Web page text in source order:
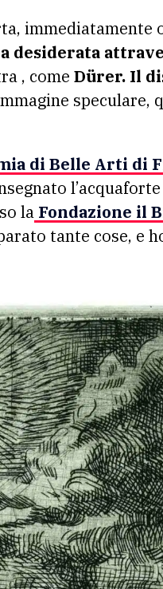
desiderata
, come Dürer. Il
speculare,
di Belle Arti di
l’acquaforte
la Fondazione il
tante cose, e